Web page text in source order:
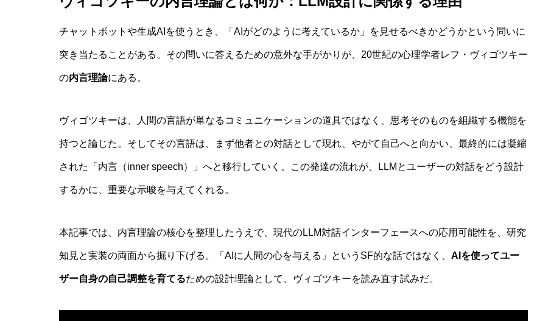
AI研究
幻想メタ問題とは何か──「意識は幻想」という主張がなぜ受け入れがたいのかを認知科学から読み解く
チャットボットや生成AIを使うとき、「AIがどのように考えているか」を見せるべきかどうかという問いに
突き当たることがある。その問いに答えるための意外な手がかりが、20世紀の心理学者レフ・ヴィゴツキー
の内言理論にある。
ヴィゴツキーは、人間の言語が単なるコミュニケーションの道具ではなく、思考そのものを組織する機能を
持つと論じた。そしてその言語は、まず他者との対話として現れ、やがて自己へと向かい、最終的には凝縮
された「内言（inner speech）」へと移行していく。この発達の流れが、LLMとユーザーの対話をどう設計
するかに、重要な示唆を与えてくれる。
本記事では、内言理論の核心を整理したうえで、現代のLLM対話インターフェースへの応用可能性を、研究
知見と実装の両面から掘り下げる。「AIに人間の心を与える」というSF的な話ではなく、 AIを使ってユー
ザー自身の自己調整を育てるための設計理論として、ヴィゴツキーを読み直す試みだ。